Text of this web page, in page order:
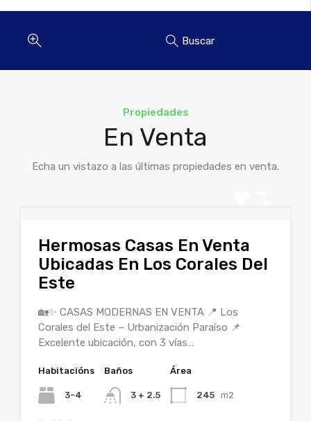
Buscar
Propiedades
En Venta
Echa un vistazo a las últimas propiedades en venta.
Hermosas Casas En Venta
Ubicadas En Los Corales Del
Este
🏡✨ CASAS MODERNAS EN VENTA 📍 Los
Corales del Este – Urbanización Paraíso 📌
Excelente ubicación, con 3 vías…
Habitacións
3-4
Baños
3 + 2.5
Área
245 m2